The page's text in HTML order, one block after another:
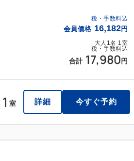
税・手数料込
会員価格 16,182円
大人 1名 1室
税・手数料込
合計 17,980 円
1 室 詳細 今すぐ予約